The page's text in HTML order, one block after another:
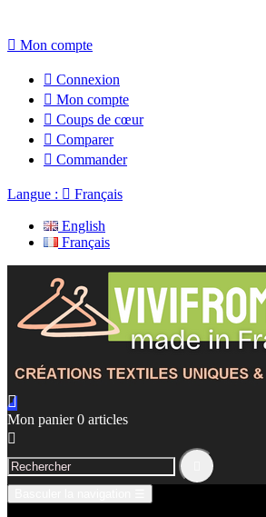
 Mon compte
 Connexion
 Mon compte
 Coups de cœur
 Comparer
 Commander
Langue :  Français
English
Français

Mon panier 0 articles
